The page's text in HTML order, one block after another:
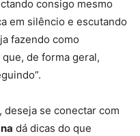
consigo mesmo
em silêncio e escutando
fazendo como
de forma geral,
, deseja se conectar com
dá dicas do que